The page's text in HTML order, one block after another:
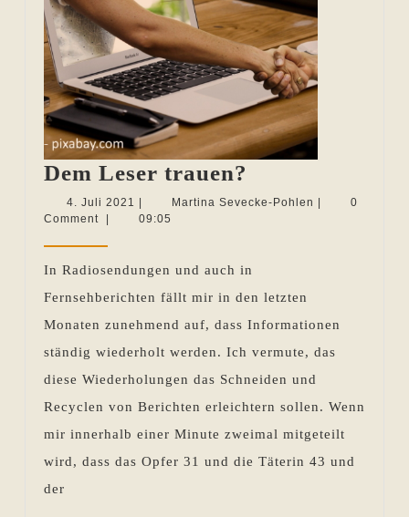
Dem Leser trauen?
Leser
4. Juli 2021 4.
Juli
Martina Sevecke-Pohlen Martina
0
Comment
09:05
In Radiosendungen und auch in
Fernsehberichten fällt mir in den letzten
Monaten zunehmend auf, dass Informationen
ständig wiederholt werden. Ich vermute, das
diese Wiederholungen das Schneiden und
Recyclen von Berichten erleichtern sollen. Wenn
mir innerhalb einer Minute zweimal mitgeteilt
wird, dass das Opfer 31 und die Täterin 43 und
der